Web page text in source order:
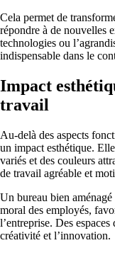
Cela permet de
répondre à de nouvelles
technologies ou
indispensable dans le
Impact
travail
Au-delà des aspects
un impact esthétique.
variés et des couleurs
de travail agréable et
Un bureau bien
moral des employés,
l’entreprise. Des
créativité et l’innovation.